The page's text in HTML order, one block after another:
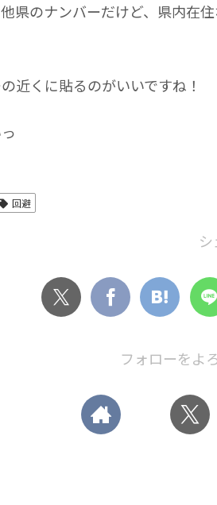
県のナンバーだけど、県内在
近くに貼るのがいいですね！
回避
フォローをよ